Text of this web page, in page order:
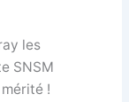
les
SNSM
!